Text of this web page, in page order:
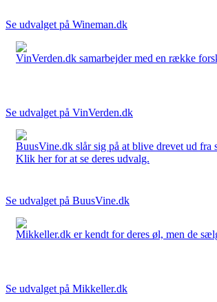
Se udvalget på Wineman.dk
VinVerden.dk samarbejder med en række
Se udvalget på VinVerden.dk
BuusVine.dk slår sig på at blive drevet ud
Klik her for at se deres udvalg.
Se udvalget på BuusVine.dk
Mikkeller.dk er kendt for deres øl, men de
Se udvalget på Mikkeller.dk